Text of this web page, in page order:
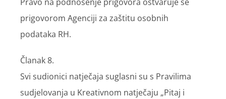
prigovorom Agenciji za zaštitu osobnih
podataka RH.
Članak 8.
Svi sudionici natječaja suglasni su s Pravilima
sudjelovanja u Kreativnom natječaju „Pitaj i